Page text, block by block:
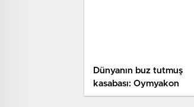
Dünyanın buz tutmuş
kasabası: Oymyakon